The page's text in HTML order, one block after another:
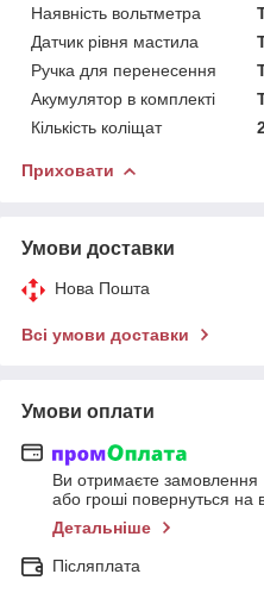
Наявність вольтметра
Датчик рівня мастила
Ручка для перенесення
Акумулятор в комплекті
Кількість коліщат
Приховати
Умови доставки
Нова Пошта
Всі умови доставки
Умови оплати
Ви отримаєте замовлення
або гроші повернуться на
Детальніше
Післяплата